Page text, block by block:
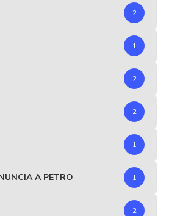
2
1
2
2
1
A PETRO 1
2